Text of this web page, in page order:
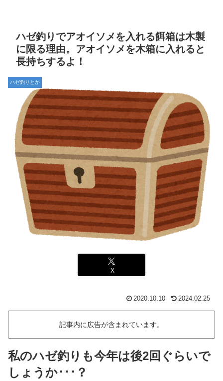
ハゼ釣りでアオイソメを入れる餌箱は木製
に限る理由。アオイソメを木箱に入れると
長持ちするよ！
ハゼ釣りとか
X
2020.10.10 2024.02.25
記事内に広告が含まれています。
私のハゼ釣りも今年は後2回ぐらいで
しょうか･･･？